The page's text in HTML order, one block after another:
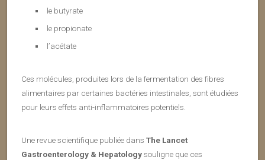
le butyrate
le propionate
l’acétate
Ces molécules, produites lors de la fermentation des fibres
alimentaires par certaines bactéries intestinales, sont étudiées
pour leurs effets anti-inflammatoires potentiels.
Une revue scientifique publiée dans The Lancet
Gastroenterology & Hepatologysouligne que ces